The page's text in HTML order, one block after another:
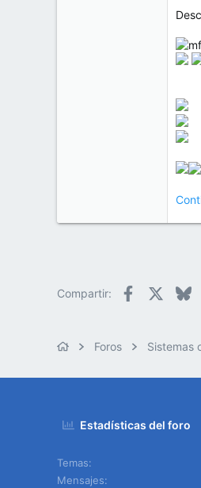
Compartir: Facebook
Foros Sistemas
Estadísticas del foro
Temas
Mensajes